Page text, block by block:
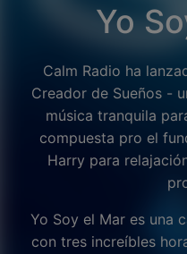
Yo
Calm Radio ha
Creador de Sueños -
música tranquila
compuesta pro el
Harry para
Yo Soy el Mar es una
con tres increíbles